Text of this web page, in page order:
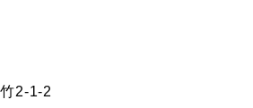
2-1-2